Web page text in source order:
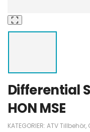
Differential
HON MSE
KATEGORIER: ATV Tillbehör,